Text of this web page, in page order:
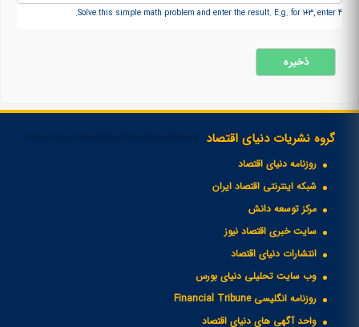
Solve this simple math problem and enter the result. E.g. for 1+3, enter 4.
گروه نشریات دنیای اقتصاد
روزنامه دنیای اقتصاد
شبکه اینترنتی اقتصاد ایران
مرکز توسعه دانش
سایت خبری اقتصاد نیوز
انتشارات دنیای اقتصاد
وب سایت تحلیلی دنیای بورس
روزنامه انگلیسی Financial Tribune
واحد آگهی های دنیای اقتصاد